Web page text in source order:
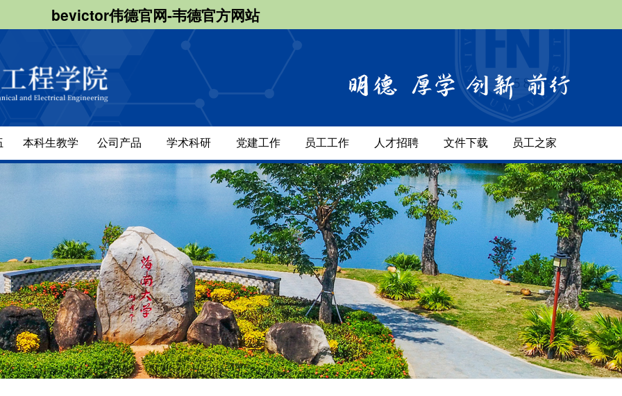
bevictor伟德官网-韦德官方网站
本科生教学 公司产品 学术科研 党建工作 员工工作 人才招聘 文件下载 员工之家